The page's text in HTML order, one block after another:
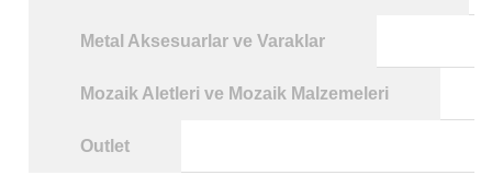
Metal Aksesuarlar ve Varaklar
Mozaik Aletleri ve Mozaik Malzemeleri
Outlet